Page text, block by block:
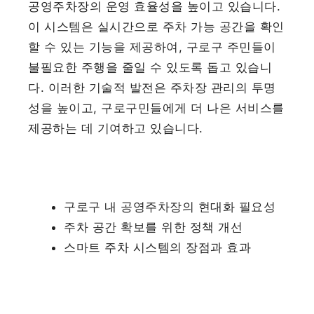
공영주차장의 운영 효율성을 높이고 있습니다.
이 시스템은 실시간으로 주차 가능 공간을 확인
할 수 있는 기능을 제공하여, 구로구 주민들이
불필요한 주행을 줄일 수 있도록 돕고 있습니
다. 이러한 기술적 발전은 주차장 관리의 투명
성을 높이고, 구로구민들에게 더 나은 서비스를
제공하는 데 기여하고 있습니다.
구로구 내 공영주차장의 현대화 필요성
주차 공간 확보를 위한 정책 개선
스마트 주차 시스템의 장점과 효과